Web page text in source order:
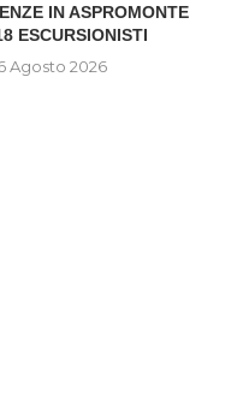
IN ASPROMONTE
ESCURSIONISTI
Agosto 2026